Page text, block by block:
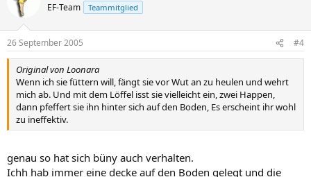
EF-Team Teammitglied
26 September 2005 #4
Original von Loonara
Wenn ich sie füttern will, fängt sie vor Wut an zu heulen und wehrt
mich ab. Und mit dem Löffel isst sie vielleicht ein, zwei Happen,
dann pfeffert sie ihn hinter sich auf den Boden, Es erscheint ihr wohl
zu ineffektiv.
genau so hat sich büny auch verhalten.
Ichh hab immer eine decke auf den Boden gelegt und die